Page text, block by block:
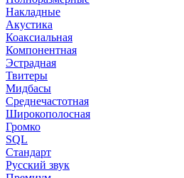
Накладные
Акустика
Коаксиальная
Компонентная
Эстрадная
Твитеры
Мидбасы
Среднечастотная
Широкополосная
Громко
SQL
Стандарт
Русский звук